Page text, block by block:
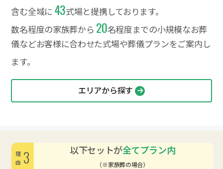
含む全域に 43式場と提携しております。
数名程度の家族葬から 20名程度までの小規模なお葬
儀などお客様に合わせた式場や葬儀プランをご案内し
ます。
エリアから探す
以下セットが全てプラン内
（※家族葬の場合）
理由3